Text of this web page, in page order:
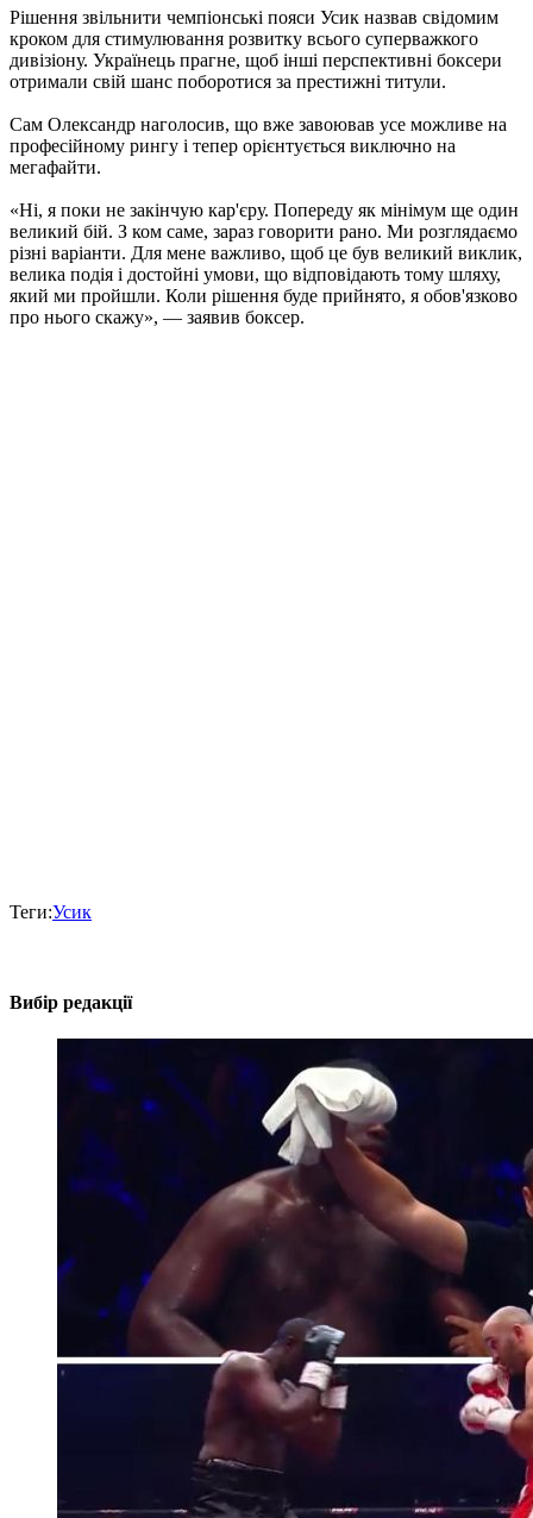
Рішення звільнити чемпіонські пояси Усик назвав свідомим
кроком для стимулювання розвитку всього суперважкого
дивізіону. Українець прагне, щоб інші перспективні боксери
отримали свій шанс поборотися за престижні титули.
Сам Олександр наголосив, що вже завоював усе можливе на
професійному рингу і тепер орієнтується виключно на
мегафайти.
«Ні, я поки не закінчую кар'єру. Попереду як мінімум ще один
великий бій. З ком саме, зараз говорити рано. Ми розглядаємо
різні варіанти. Для мене важливо, щоб це був великий виклик,
велика подія і достойні умови, що відповідають тому шляху,
який ми пройшли. Коли рішення буде прийнято, я обов'язково
про нього скажу», — заявив боксер.
Теги:Усик
Вибір редакції